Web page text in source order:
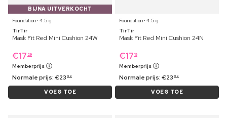
BIJNA UITVERKOCHT
Foundation ⋅ 4.5 g
TirTir
Mask Fit Red Mini Cushion 24W
€17 29
Memberprijs
Normale prijs:€23 99
VOEG TOE
Foundation ⋅ 4.5 g
TirTir
Mask Fit Red Mini Cushion 24N
€17 19
Memberprijs
Normale prijs:€23 99
VOEG TOE